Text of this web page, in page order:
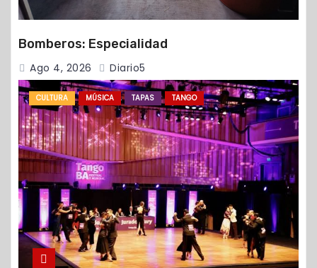
Bomberos: Especialidad
Ago 4, 2026 Diario5
CULTURA MÚSICA TAPAS TANGO